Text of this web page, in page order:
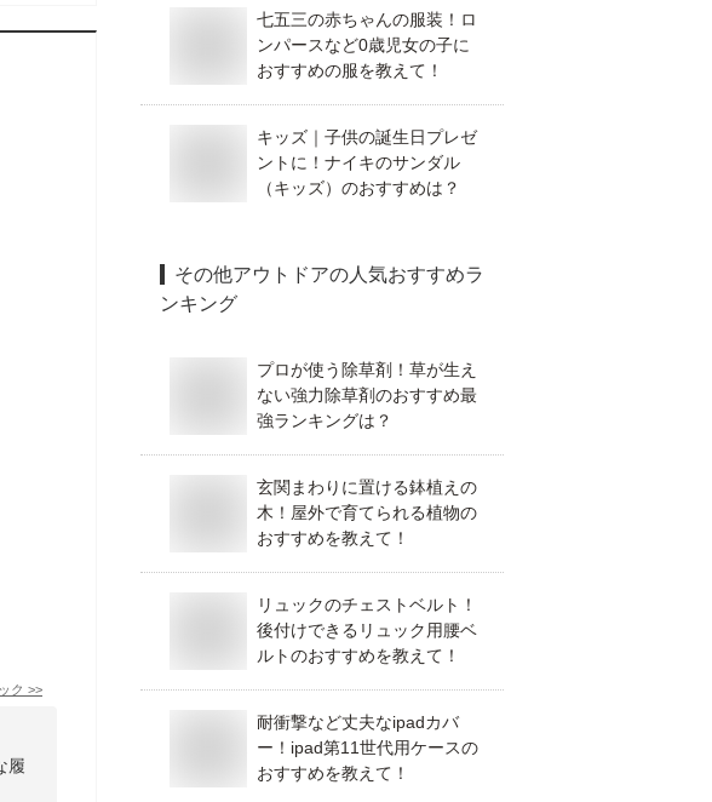
ク >>
履
七五三の赤ちゃんの服装！ロ
ンパースなど0歳児女の子に
おすすめの服を教えて！
キッズ｜子供の誕生日プレゼ
ントに！ナイキのサンダル
（キッズ）のおすすめは？
その他アウトドアの人気おすすめラ
ンキング
プロが使う除草剤！草が生え
ない強力除草剤のおすすめ最
強ランキングは？
玄関まわりに置ける鉢植えの
木！屋外で育てられる植物の
おすすめを教えて！
リュックのチェストベルト！
後付けできるリュック用腰ベ
ルトのおすすめを教えて！
耐衝撃など丈夫なipadカバ
ー！ipad第11世代用ケースの
おすすめを教えて！